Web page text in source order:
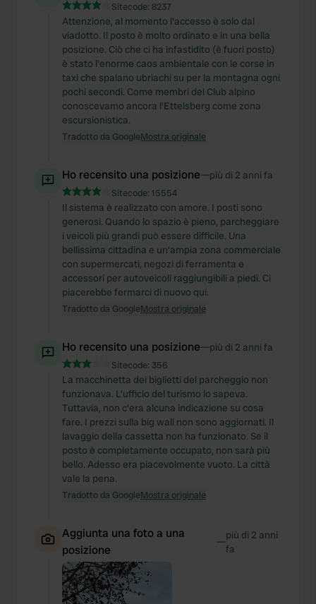
Sitecode: 8237
Attenzione, al momento l'accesso è solo dal
viadotto. Il posto è molto ordinato e in una bella
posizione. Ciò che ci ha infastidito (è fuori posto)
è stato l'enorme caos ambientale con le corse in
taxi che spalano ubriachi su per la montagna ogni
pochi secondi. Come membri del Club alpino
conoscevamo ancora l'Ettelsberg come zona
escursionistica.
Tradotto da GoogleMostra originale
Ho recensito una posizione—più di 2 anni fa
Sitecode: 15554
Il sistema è realizzato con amore. I posti sono
generosi. Quando lo spazio è pieno, parcheggiare
i veicoli più grandi può essere difficile. Una
bellissima cittadina e un'ampia zona commerciale
con supermercati, negozi di ferramenta e
accessori per autoveicoli raggiungibili a piedi. Ci
piacerebbe fermarci di nuovo qui.
Tradotto da GoogleMostra originale
Ho recensito una posizione—più di 2 anni fa
Sitecode: 356
La macchinetta dei biglietti del parcheggio non
funzionava. L'ufficio del turismo lo sapeva.
Tuttavia, non c’era alcuna indicazione su cosa
fare. I prezzi sulla big wall non sono aggiornati. Il
lavaggio della cassetta non ha funzionato. Se il
posto è completamente occupato, non sarà più
bello. Adesso era piacevolmente vuoto. La città
vale la pena.
Tradotto da GoogleMostra originale
Aggiunta una foto a una
posizione
—più di 2 anni
fa